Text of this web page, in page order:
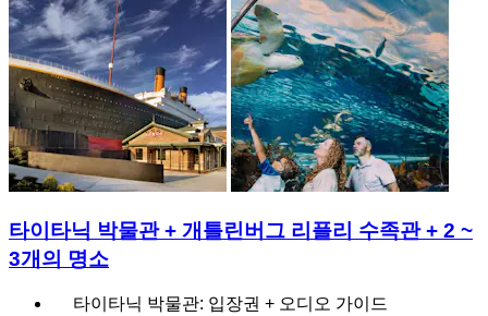
타이타닉 박물관 + 개틀린버그 리플리 수족관 + 2 ~
3개의 명소
타이타닉 박물관: 입장권 + 오디오 가이드